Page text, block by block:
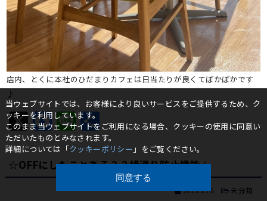
店内、とくに本社のひだまりカフェは日当たりが良くてぽかぽかです
♪
X Facebook
Line
共
有
☆OFFにしたことある？？横滑り防止機能☆
2023.2.16 未分類
当ウェブサイトでは、お客様により良いサービスをご提供するため、ク
ッキーを利用しています。
このまま当ウェブサイトをご利用になる場合、クッキーの使用に同意い
ただいたものとみなされます。
詳細については「クッキーポリシー 」をご覧ください。
同意する